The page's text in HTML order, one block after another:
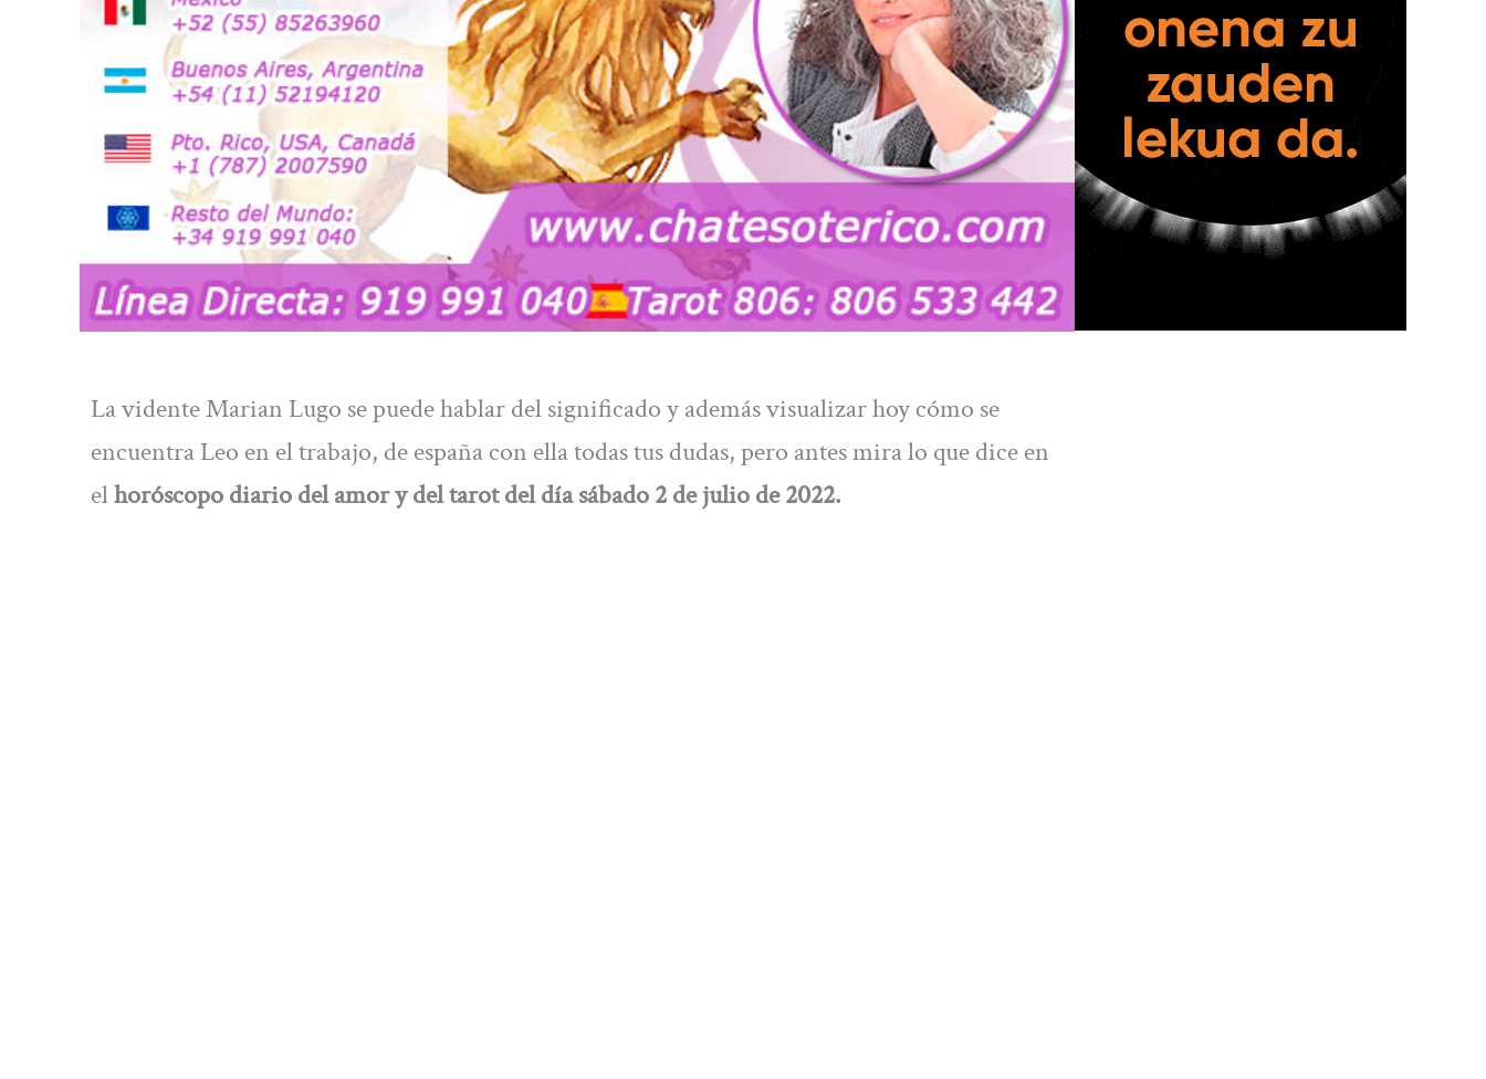
La vidente Marian Lugo se puede hablar del significado y además visualizar hoy cómo se
encuentra Leo en el trabajo, de españa con ella todas tus dudas, pero antes mira lo que dice en
elhoróscopo diario del amor y del tarot del día sábado 2 de julio de 2022.